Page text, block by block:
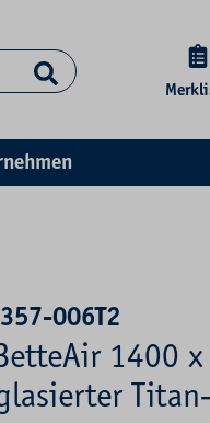
006T2
1400